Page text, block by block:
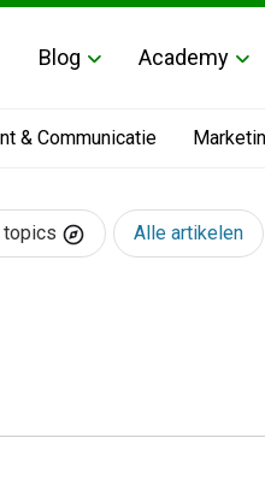
Blog Academy
& Communicatie
topics Alle artikelen